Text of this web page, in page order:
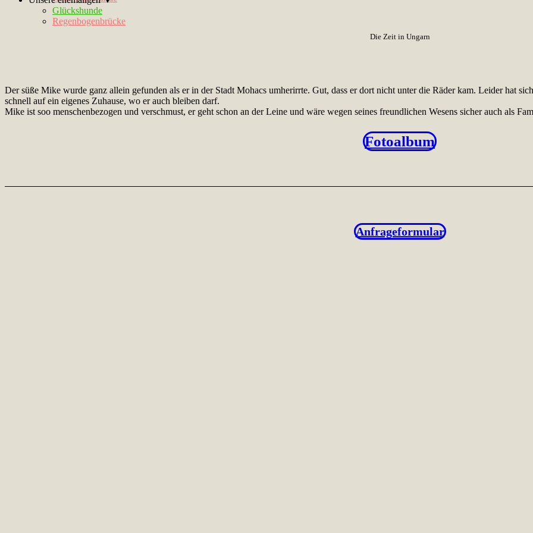
Glückshunde
Regenbogenbrücke
Die Zeit in Ungarn
Der süße Mike wurde ganz allein gefunden als er in der Stadt Mohacs umherirrte. Gut, dass er dort nicht unter die Räder kam. Leider hat
schnell auf ein eigenes Zuhause, wo er auch bleiben darf.
Mike ist soo menschenbezogen und verschmust, er geht schon an der Leine und wäre wegen seines freundlichen Wesens sicher auch als
Fotoalbum
Anfrageformular